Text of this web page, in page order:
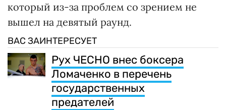
который из-за проблем со зрением не
вышел на девятый раунд.
ВАС ЗАИНТЕРЕСУЕТ
Рух ЧЕСНО внес боксера
Ломаченко в перечень
государственных
предателей